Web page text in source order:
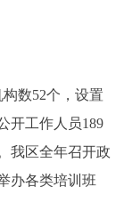
数52个，设置
开工作人员189
我区全年召开政
办各类培训班